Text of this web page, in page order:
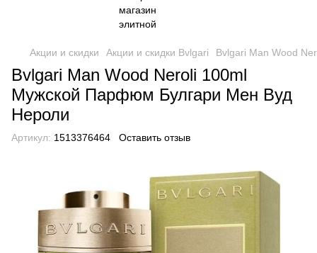
Акции и скидки Акции и скидки Bvlgari Bvlgari Man Wood
Bvlgari Man Wood Neroli 100ml
Мужской Парфюм Булгари Мен Вуд
Нероли
Артикул: 1513376464 Оставить отзыв